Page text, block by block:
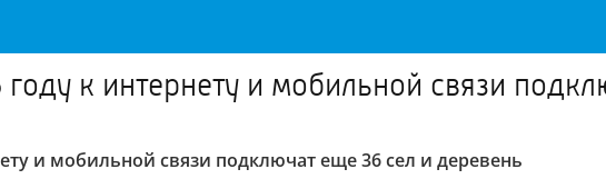
к интернету и мобильной связи
и мобильной связи подключат еще 36 сел и деревень